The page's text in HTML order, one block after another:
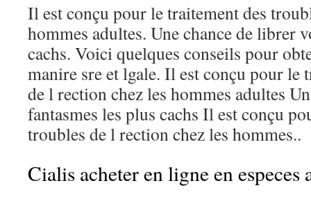
Il est conçu pour le traitement des
hommes adultes. Une chance de librer
cachs. Voici quelques conseils pour
manire sre et lgale. Il est conçu pour le
de l rection chez les hommes adultes
fantasmes les plus cachs Il est conçu
troubles de l rection chez les hommes..
Cialis acheter en ligne en